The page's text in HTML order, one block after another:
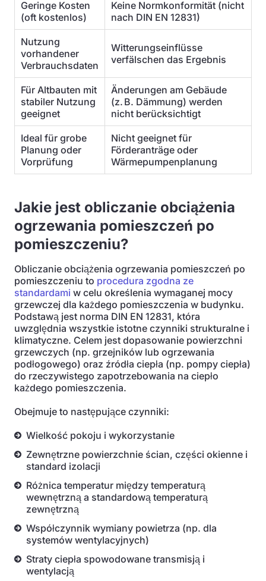
Geringe Kosten
(oft kostenlos)
Keine Normkonformität (nicht
nach DIN EN 12831)
Nutzung
vorhandener
Verbrauchsdaten
Witterungseinflüsse
verfälschen das Ergebnis
Für Altbauten mit
stabiler Nutzung
geeignet
Änderungen am Gebäude
(z. B. Dämmung) werden
nicht berücksichtigt
Ideal für grobe
Planung oder
Vorprüfung
Nicht geeignet für
Förderanträge oder
Wärmepumpenplanung
Jakie jest obliczanie obciążenia
ogrzewania pomieszczeń po
pomieszczeniu?
Obliczanie obciążenia ogrzewania pomieszczeń po
pomieszczeniu to procedura zgodna ze
standardami w celu określenia wymaganej mocy
grzewczej dla każdego pomieszczenia w budynku.
Podstawą jest norma DIN EN 12831, która
uwzględnia wszystkie istotne czynniki strukturalne i
klimatyczne. Celem jest dopasowanie powierzchni
grzewczych (np. grzejników lub ogrzewania
podłogowego) oraz źródła ciepła (np. pompy ciepła)
do rzeczywistego zapotrzebowania na ciepło
każdego pomieszczenia.
Obejmuje to następujące czynniki:
Wielkość pokoju i wykorzystanie
Zewnętrzne powierzchnie ścian, części okienne i
standard izolacji
Różnica temperatur między temperaturą
wewnętrzną a standardową temperaturą
zewnętrzną
Współczynnik wymiany powietrza (np. dla
systemów wentylacyjnych)
Straty ciepła spowodowane transmisją i
wentylacją